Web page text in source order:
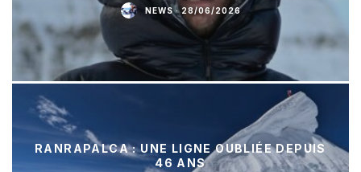
NEWS · 28/06/2026
RANRAPALCA : UNE LIGNE OUBLIÉE DEPUIS
46 ANS